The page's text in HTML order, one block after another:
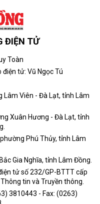
ĐIỆN TỬ
Toàn
tử: Vũ Ngọc Tú
Lâm Viên - Đà Lạt, tỉnh Lâm
Xuân Hương - Đà Lạt, tỉnh
Phú Thủy, tỉnh Lâm
Gia Nghĩa, tỉnh Lâm Đồng.
tử số 232/GP-BTTT cấp
tin và Truyền thông.
3810443 - Fax: (0263)